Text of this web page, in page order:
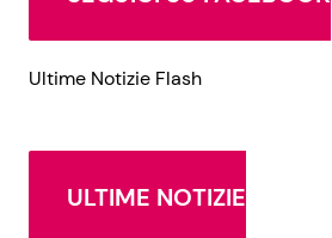
Ultime Notizie Flash
ULTIME NOTIZIE